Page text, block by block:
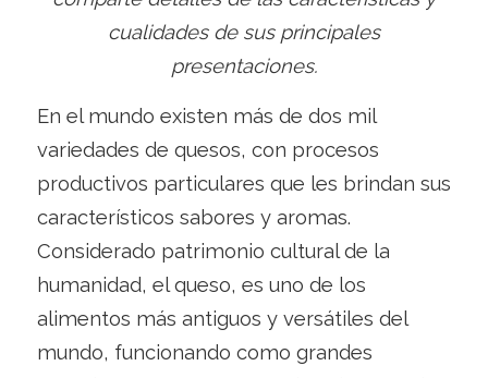
cualidades de sus principales
presentaciones.
En el mundo existen más de dos mil
variedades de quesos, con procesos
productivos particulares que les brindan sus
característicos sabores y aromas.
Considerado patrimonio cultural de la
humanidad, el queso, es uno de los
alimentos más antiguos y versátiles del
mundo, funcionando como grandes